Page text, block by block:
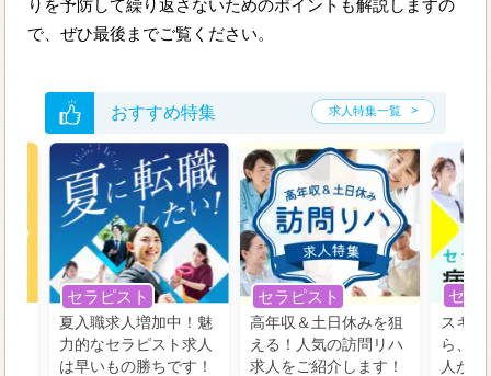
りを予防して繰り返さないためのポイントも解説しますの
で、ぜひ最後までご覧ください。
おすすめ特集 求人特集一覧
セラピスト
夏入職求人増加中！魅
力的なセラピスト求人
は早いもの勝ちです！
セラピスト
高年収＆土日休みを狙
える！人気の訪問リハ
求人をご紹介します！
セラ
スキ
ら、
人が